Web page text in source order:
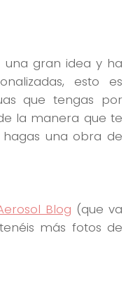
una gran idea y ha
esto es
que tengas por
la manera que te
una obra de
Blog (que va
más fotos de